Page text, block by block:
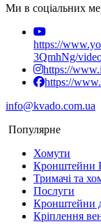
Ми в соціальних
https://
3QmhNg/
https://
https://
info@kvado.com.ua
Популярне
Хомути
Кронштейни
Тримачі та
Послуги
Кронштейни
Кріплення